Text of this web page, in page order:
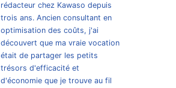
rédacteur chez Kawaso depuis
trois ans. Ancien consultant en
optimisation des coûts, j'ai
découvert que ma vraie vocation
était de partager les petits
trésors d'efficacité et
d'économie que je trouve au fil